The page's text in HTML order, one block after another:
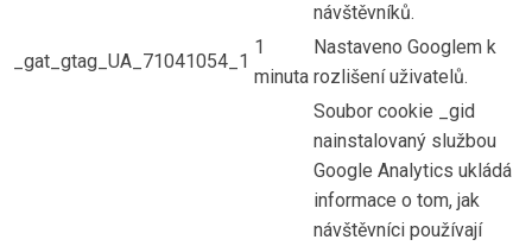
návštěvníků.
_gat_gtag_UA_71041054_1
1
minuta
Nastaveno Googlem k
rozlišení uživatelů.
Soubor cookie _gid
nainstalovaný službou
Google Analytics ukládá
informace o tom, jak
návštěvníci používají